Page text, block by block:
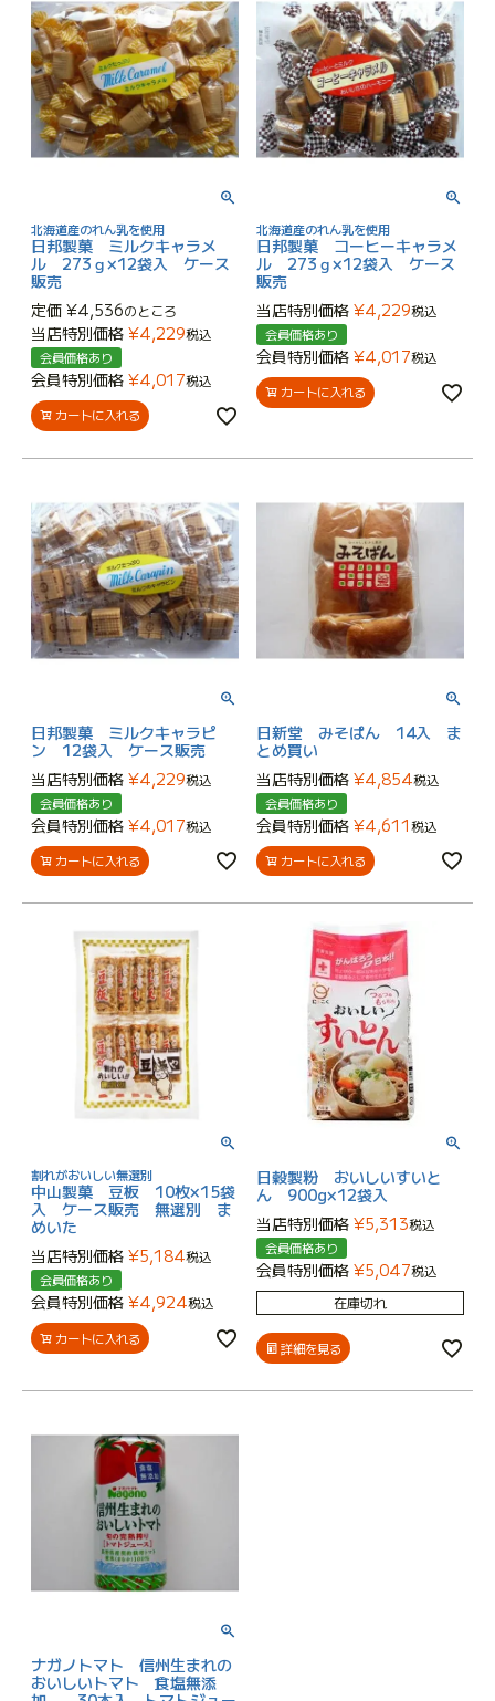
北海道産のれん乳を使用
日邦製菓 ミルクキャラメ
ル 273ｇ×12袋入 ケース
販売
定価 ¥4,536のところ
当店特別価格 ¥4,229税込
会員価格あり
会員特別価格 ¥4,017税込
カートに入れる
北海道産のれん乳を使用
日邦製菓 コーヒーキャラメ
ル 273ｇ×12袋入 ケース
販売
当店特別価格 ¥4,229税込
会員価格あり
会員特別価格 ¥4,017税込
カートに入れる
日邦製菓 ミルクキャラピ
ン 12袋入 ケース販売
当店特別価格 ¥4,229税込
会員価格あり
会員特別価格 ¥4,017税込
カートに入れる
日新堂 みそぱん 14入 ま
とめ買い
当店特別価格 ¥4,854税込
会員価格あり
会員特別価格 ¥4,611税込
カートに入れる
割れがおいしい無選別
中山製菓 豆板 10枚×15袋
入 ケース販売 無選別 ま
めいた
当店特別価格 ¥5,184税込
会員価格あり
会員特別価格 ¥4,924税込
カートに入れる
日穀製粉 おいしいすいと
ん 900g×12袋入
当店特別価格 ¥5,313税込
会員価格あり
会員特別価格 ¥5,047税込
在庫切れ
詳細を見る
ナガノトマト 信州生まれの
おいしいトマト 食塩無添